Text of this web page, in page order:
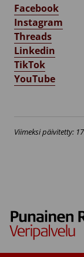
Facebook
Instagram
Threads
Linkedin
TikTok
YouTube
Viimeksi päivitetty: